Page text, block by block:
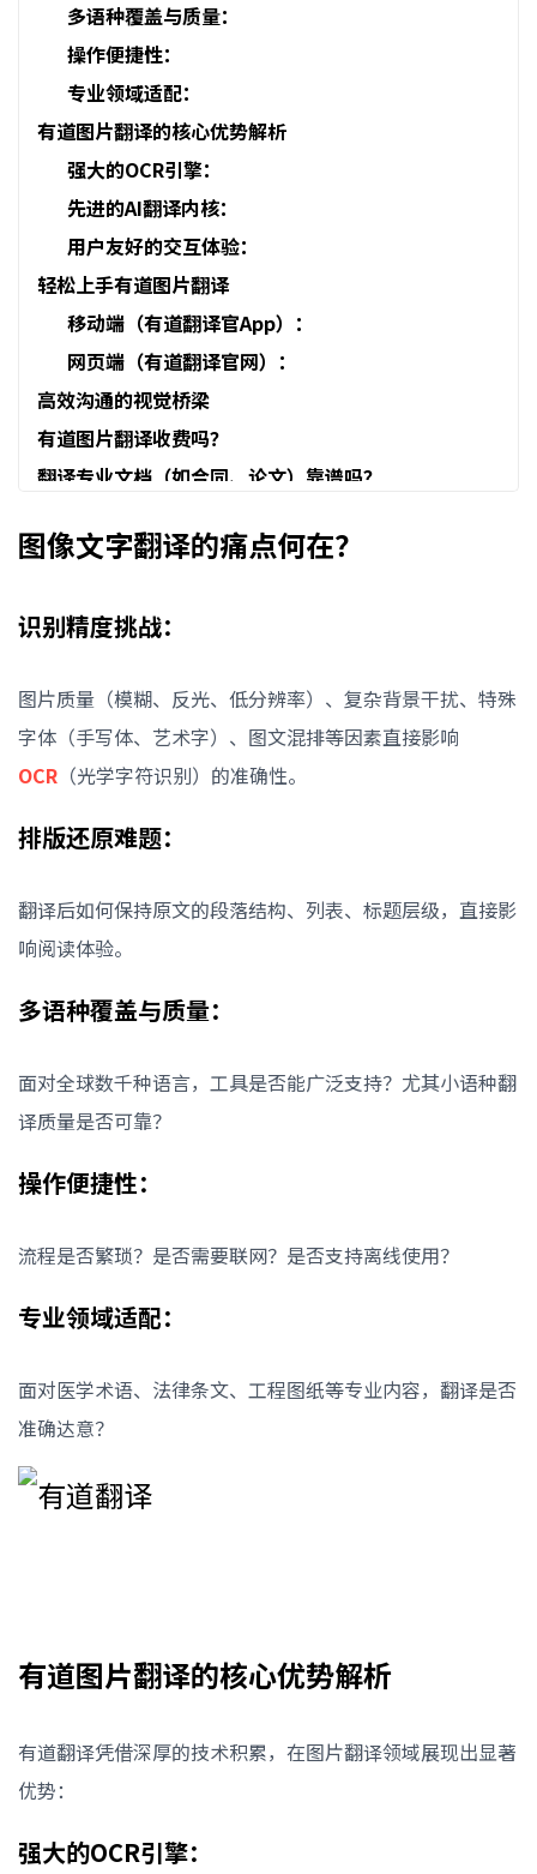
多语种覆盖与质量：
操作便捷性：
专业领域适配：
有道图片翻译的核心优势解析
强大的OCR引擎：
先进的AI翻译内核：
用户友好的交互体验：
轻松上手有道图片翻译
移动端（有道翻译官App）：
网页端（有道翻译官网）：
高效沟通的视觉桥梁
有道图片翻译收费吗？
翻译专业文档（如合同、论文）靠谱吗？
翻译图片中的手写体效果如何？
图像文字翻译的痛点何在？
识别精度挑战：
图片质量（模糊、反光、低分辨率）、复杂背景干扰、特殊
字体（手写体、艺术字）、图文混排等因素直接影响
OCR （光学字符识别）的准确性。
排版还原难题：
翻译后如何保持原文的段落结构、列表、标题层级，直接影
响阅读体验。
多语种覆盖与质量：
面对全球数千种语言，工具是否能广泛支持？尤其小语种翻
译质量是否可靠？
操作便捷性：
流程是否繁琐？是否需要联网？是否支持离线使用？
专业领域适配：
面对医学术语、法律条文、工程图纸等专业内容，翻译是否
准确达意？
有道图片翻译的核心优势解析
有道翻译凭借深厚的技术积累，在图片翻译领域展现出显著
优势：
强大的OCR引擎：